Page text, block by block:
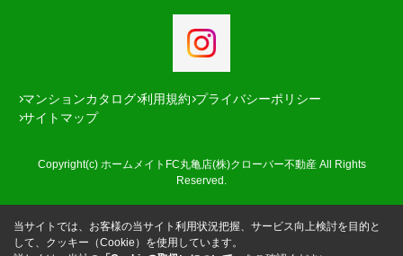
マンションカタログ 利用規約 プライバシーポリシー
サイトマップ
Copyright(c) ホームメイトFC丸亀店(株)クローバー不動産 All Rights
Reserved.
当サイトでは、お客様の当サイト利用状況把握、サービス向上検討を目的と
して、クッキー（Cookie）を使用しています。